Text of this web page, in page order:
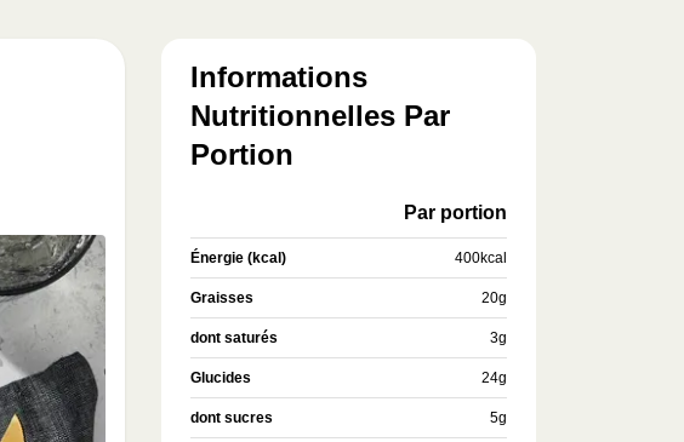
Informations
Nutritionnelles Par
Portion
Par portion
Énergie (kcal) 400kcal
Graisses 20g
dont saturés 3g
Glucides 24g
dont sucres 5g